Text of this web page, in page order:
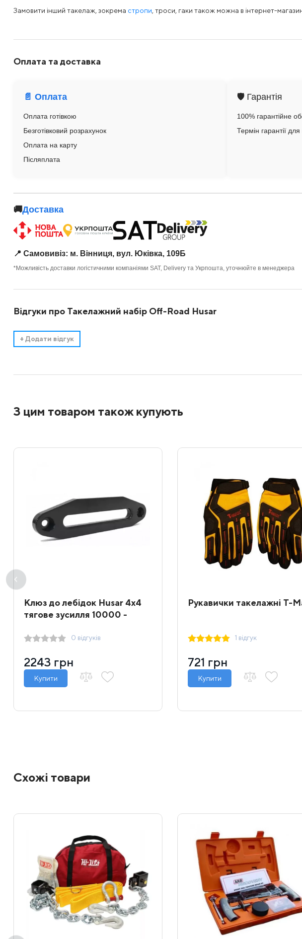
Замовити інший такелаж, зокрема стропи , троси, гаки також можна в інтернет-
Оплата та доставка
📄 Оплата
Оплата готівкою
Безготівковий розрахунок
Оплата на карту
Післяплата
🛡️ Гарантія
100% гарантійне
Термін гарантії
🚚Доставка
📍 Самовивіз: м. Вінниця, вул. Юківка, 109Б
*Можливість доставки логістичними компаніями SAT, Delivery та Укрпошта, уточнюйте в менеджера
Відгуки про Такелажний набір Off-Road Husar
+ Додати відгук
З цим товаром також купують
Клюз до лебідок Husar 4x4
тягове зусилля 10000 -
0 відгуків
2243 грн
Купити
Рукавички такелажні T-
1 відгук
721 грн
Купити
Схожі товари